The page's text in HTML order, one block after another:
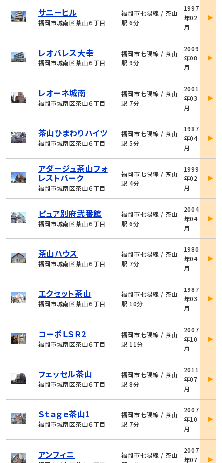
サニーヒル
福岡市城南区茶山６丁目
福岡市七隈線 / 茶山
駅 6分
1997
年02
月
詳
レオパレス大幸
福岡市城南区茶山６丁目
福岡市七隈線 / 茶山
駅 9分
2009
年08
月
詳
レオーネ城南
福岡市城南区茶山６丁目
福岡市七隈線 / 茶山
駅 7分
2001
年03
月
詳
茶山ひまわりハイツ
福岡市城南区茶山６丁目
福岡市七隈線 / 茶山
駅 5分
1987
年04
月
詳
アダージュ茶山フォ
レストパーク
福岡市城南区茶山６丁目
福岡市七隈線 / 茶山
駅 4分
1999
年02
月
詳
ピュア別府弐番館
福岡市城南区茶山６丁目
福岡市七隈線 / 茶山
駅 6分
2004
年04
月
詳
茶山ハウス
福岡市城南区茶山６丁目
福岡市七隈線 / 茶山
駅 7分
1980
年04
月
詳
エクセット茶山
福岡市城南区茶山６丁目
福岡市七隈線 / 茶山
駅 10分
1987
年03
月
詳
コーポＬＳＲ2
福岡市城南区茶山６丁目
福岡市七隈線 / 茶山
駅 11分
2007
年10
月
詳
フェッセル茶山
福岡市城南区茶山６丁目
福岡市七隈線 / 茶山
駅 8分
2011
年07
月
詳
Ｓｔａｇｅ茶山1
福岡市城南区茶山６丁目
福岡市七隈線 / 茶山
駅 7分
2007
年10
月
詳
アンフィニ
福岡市七隈線 / 茶山
2007
年07